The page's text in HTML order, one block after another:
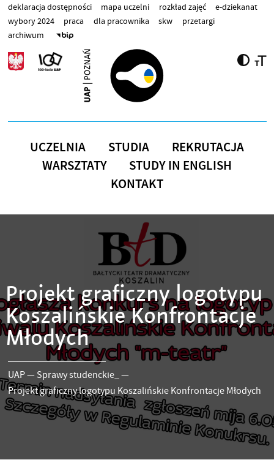
Przejdź do treści
deklaracja dostępności mapa uczelni rozkład zajęć
e-dziekanat
wybory 2024
praca dla pracownika skw
przetargi
archiwum
UCZELNIA STUDIA
REKRUTACJA
WARSZTATY
STUDY IN ENGLISH
KONTAKT
Projekt graficzny logotypu
Koszalińskie Konfrontacje
Młodych
UAP— Sprawy studenckie_ —
Projekt graficzny logotypu Koszalińskie Konfrontacje Młodych